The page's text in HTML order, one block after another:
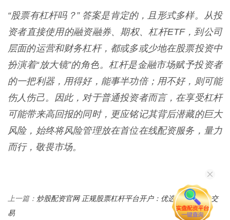
“股票有杠杆吗？” 答案是肯定的，且形式多样。从投
资者直接使用的融资融券、期权、杠杆ETF，到公司
层面的运营和财务杠杆，都或多或少地在股票投资中
扮演着“放大镜”的角色。杠杆是金融市场赋予投资者
的一把利器，用得好，能事半功倍；用不好，则可能
伤人伤己。因此，对于普通投资者而言，在享受杠杆
可能带来高回报的同时，更应铭记其背后潜藏的巨大
风险，始终将风险管理放在首位在线配资服务，量力
而行，敬畏市场。
上一篇： 炒股配资官网 正规股票杠杆平台开户：优选平台，安全交
易